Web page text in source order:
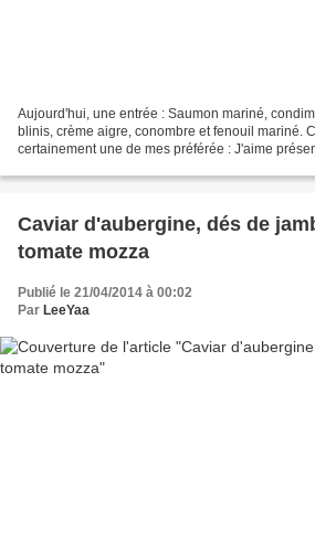
Aujourd'hui, une entrée : Saumon mariné,
blinis, crème aigre, conombre et fenouil mariné.
certainement une de mes préférée : J'aime
Caviar d'aubergine, dés de
tomate mozza
Publié le 21/04/2014 à 00:02
Par LeeYaa